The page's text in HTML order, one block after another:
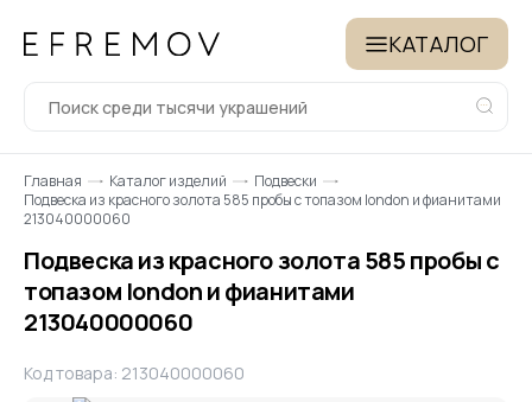
КАТАЛОГ
Главная Каталог изделий
Подвески
Подвеска из красного золота 585 пробы с топазом london и фианитами
213040000060
Подвеска из красного золота 585 пробы с
топазом london и фианитами
213040000060
Код товара: 213040000060